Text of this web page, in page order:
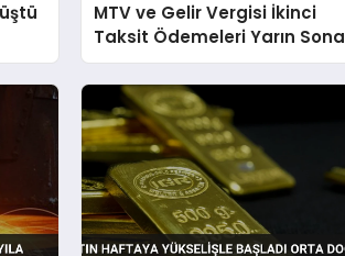
MTV ve Gelir Vergisi İkinci
Taksit Ödemeleri Yarın Sona
Eriyor